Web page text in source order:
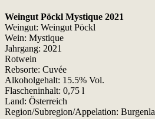
Weingut Pöckl Mystique 2021
Weingut: Weingut Pöckl
Wein: Mystique
Jahrgang: 2021
Rotwein
Rebsorte: Cuvée
Alkoholgehalt: 15.5% Vol.
Flascheninhalt: 0,75 l
Land: Österreich
Region/Subregion/Appelation: